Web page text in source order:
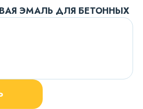
ЭМАЛЬ ДЛЯ БЕТОННЫХ